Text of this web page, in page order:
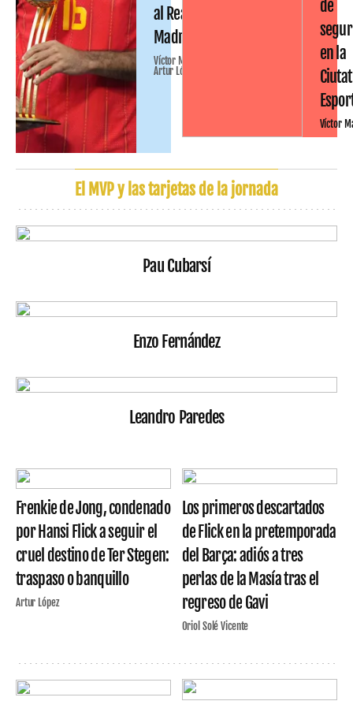
al Real
Madrid
Víctor Malo
Artur López
de
en la
Ciutat
Víctor
El MVP y las tarjetas de la jornada
Pau Cubarsí
Enzo Fernández
Leandro Paredes
Frenkie de Jong, condenado
por Hansi Flick a seguir el
cruel destino de Ter Stegen:
traspaso o banquillo
Artur López
Los primeros descartados
de Flick en la pretemporada
del Barça: adiós a tres
perlas de la Masía tras el
regreso de Gavi
Oriol Solé Vicente